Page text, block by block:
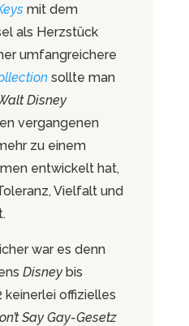
mit dem
als Herzstück
umfangreichere
sollte man
Disney
vergangenen
zu einem
entwickelt hat,
Vielfalt und
war es denn
Disney bis
keinerlei offizielles
Say Gay-Gesetz